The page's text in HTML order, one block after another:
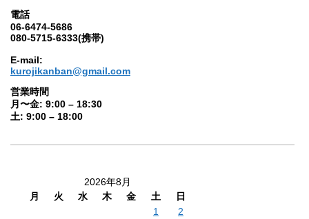
電話
06-6474-5686
080-5715-6333(携帯)
E-mail:
kurojikanban@gmail.com
営業時間
月〜金: 9:00 – 18:30
土: 9:00 – 18:00
2026年8月
月
火 水 木 金 土
日
1
2